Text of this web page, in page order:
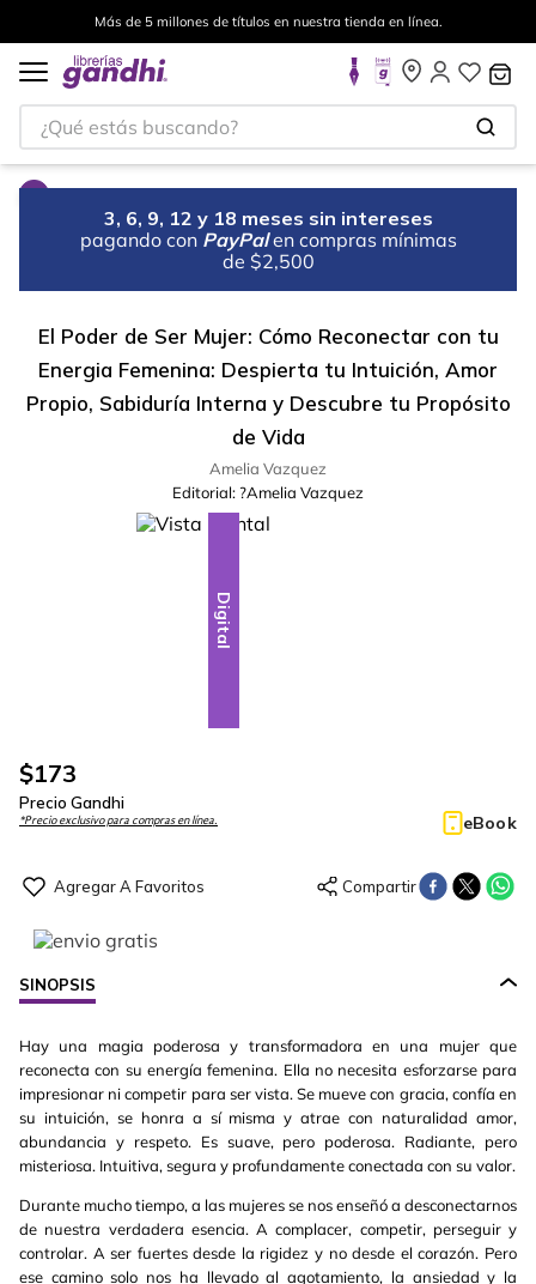
Más de 5 millones de títulos en nuestra tienda en línea.
¿Qué estás buscando?
3, 6, 9, 12 y 18 meses sin intereses
pagando con PayPal en compras mínimas
de $2,500
El Poder de Ser Mujer: Cómo Reconectar con tu
Energia Femenina: Despierta tu Intuición, Amor
Propio, Sabiduría Interna y Descubre tu Propósito
de Vida
Amelia Vazquez
Editorial: ?Amelia Vazquez
Digital
$173
Precio Gandhi
*Precio exclusivo para compras en línea. eBook
SINOPSIS
Hay una magia poderosa y transformadora en una mujer que
reconecta con su energía femenina. Ella no necesita esforzarse para
impresionar ni competir para ser vista. Se mueve con gracia, confía en
su intuición, se honra a sí misma y atrae con naturalidad amor,
abundancia y respeto. Es suave, pero poderosa. Radiante, pero
misteriosa. Intuitiva, segura y profundamente conectada con su valor.
Durante mucho tiempo, a las mujeres se nos enseñó a desconectarnos
de nuestra verdadera esencia. A complacer, competir, perseguir y
controlar. A ser fuertes desde la rigidez y no desde el corazón. Pero
ese camino solo nos ha llevado al agotamiento, la ansiedad y la